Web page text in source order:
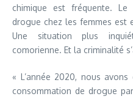
chimique est fréquente.
drogue chez les femmes est
Une situation plus
comorienne. Et la criminalité
« L’année 2020, nous
consommation de drogue